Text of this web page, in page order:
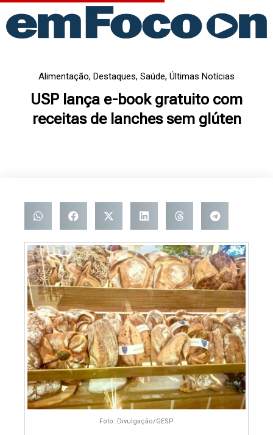
para
Alimentação, Destaques, Saúde, Últimas Notícias
USP lança e-book gratuito com
receitas de lanches sem glúten
Foto: Divulgação/GESP